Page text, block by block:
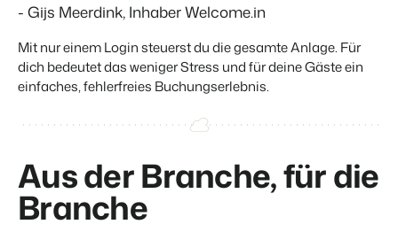
- Gijs Meerdink, Inhaber Welcome.in
Mit nur einem Login steuerst du die gesamte Anlage. Für
dich bedeutet das weniger Stress und für deine Gäste ein
einfaches, fehlerfreies Buchungserlebnis.
Aus der Branche, für die
Branche